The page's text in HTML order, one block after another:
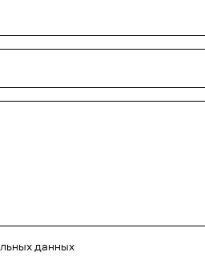
данных